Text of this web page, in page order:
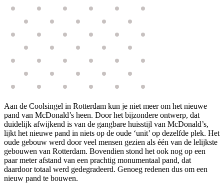
Aan de Coolsingel in Rotterdam kun je niet meer om het nieuwe
pand van McDonald’s heen. Door het bijzondere ontwerp, dat
duidelijk afwijkend is van de gangbare huisstijl van McDonald’s,
lijkt het nieuwe pand in niets op de oude ‘unit’ op dezelfde plek. Het
oude gebouw werd door veel mensen gezien als één van de lelijkste
gebouwen van Rotterdam. Bovendien stond het ook nog op een
paar meter afstand van een prachtig monumentaal pand, dat
daardoor totaal werd gedegradeerd. Genoeg redenen dus om een
nieuw pand te bouwen.